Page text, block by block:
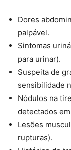
Dores
palpável.
Sintomas
para urinar).
Suspeita de
sensibilidade
Nódulos na
detectados
Lesões
rupturas).